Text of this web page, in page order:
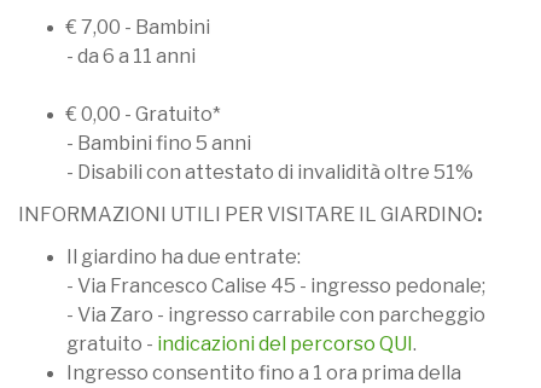
€ 7,00 - Bambini
- da 6 a 11 anni
€ 0,00 - Gratuito*
- Bambini fino 5 anni
- Disabili con attestato di invalidità oltre 51%
INFORMAZIONI UTILI PER VISITARE IL GIARDINO:
Il giardino ha due entrate:
- Via Francesco Calise 45 - ingresso pedonale;
- Via Zaro - ingresso carrabile con parcheggio
gratuito - indicazioni del percorso QUI.
Ingresso consentito fino a 1 ora prima della